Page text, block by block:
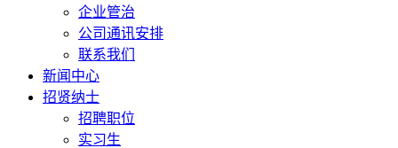
企业管治
公司通讯安排
联系我们
新闻中心
招贤纳士
招聘职位
实习生